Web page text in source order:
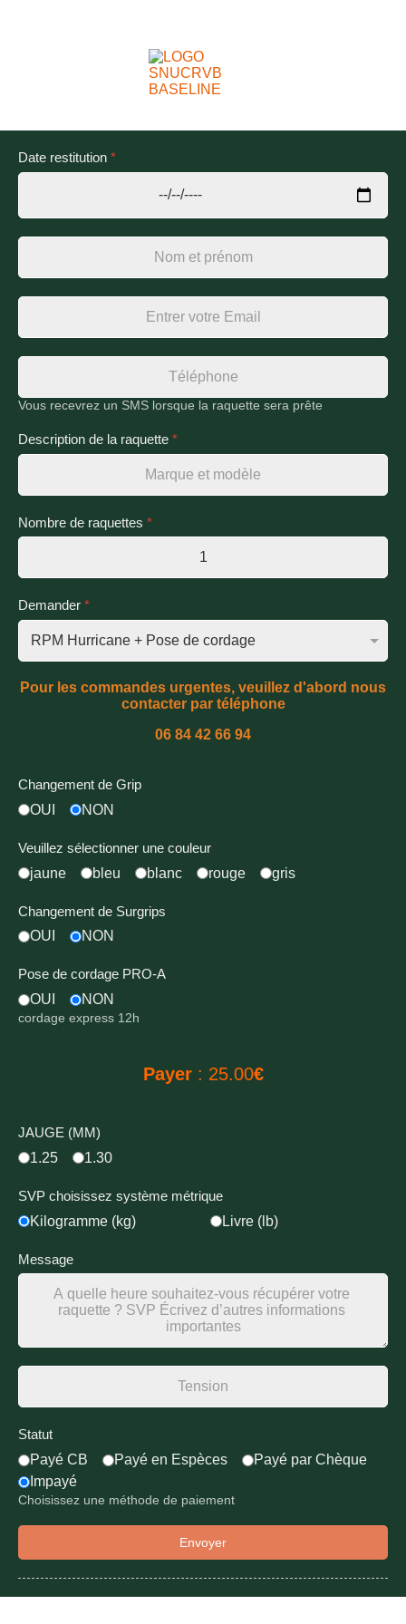
Date restitution *
Vous recevrez un SMS lorsque la raquette sera prête
Description de la raquette *
Nombre de raquettes *
Demander *
Pour les commandes urgentes, veuillez d'abord nous
contacter par téléphone
06 84 42 66 94
Changement de Grip
OUI
NON
Veuillez sélectionner une couleur
jaune
bleu blanc rouge gris
Changement de Surgrips
OUI
NON
Pose de cordage PRO-A
OUI
NON
cordage express 12h
Payer: 25.00€
JAUGE (MM)
1.25
1.30
SVP choisissez système métrique
Kilogramme (kg)
Livre (lb)
Message
Statut
Payé CB
Payé en Espèces
Payé par Chèque
Impayé
Choisissez une méthode de paiement
Envoyer